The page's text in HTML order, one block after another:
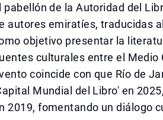
pabellón de la Autoridad del
autores emiratíes, traducidas
objetivo presentar la
culturales entre el Medio
coincide con que Río de
Mundial del Libro' en
2019, fomentando un diálogo